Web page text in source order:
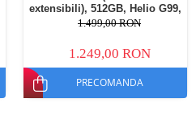
extensibili), 512GB, Helio G99,
10800mAh, 33W, Android 14,
1.499,00 RON
1.249,00 RON
PRECOMANDA